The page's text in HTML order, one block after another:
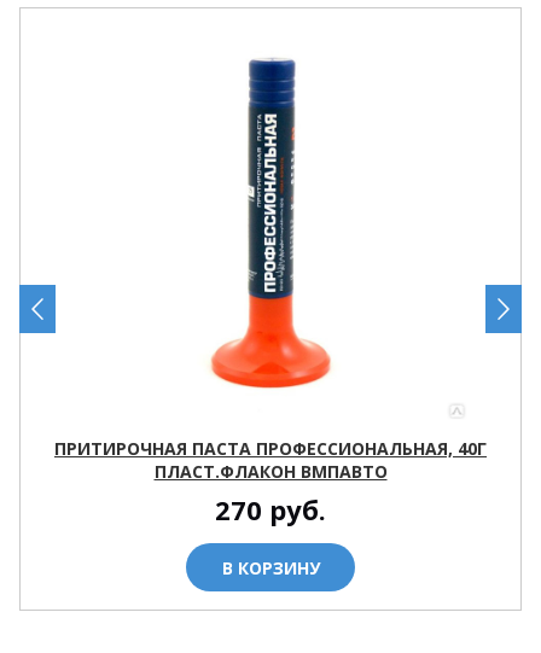
ПРИТИРОЧНАЯ ПАСТА ПРОФЕССИОНАЛЬНАЯ, 40Г
ПЛАСТ.ФЛАКОН ВМПАВТО
270 руб.
В КОРЗИНУ